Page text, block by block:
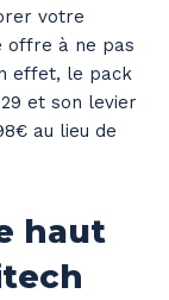
votre
offre à ne pas
effet, le pack
et son levier
au lieu de
haut